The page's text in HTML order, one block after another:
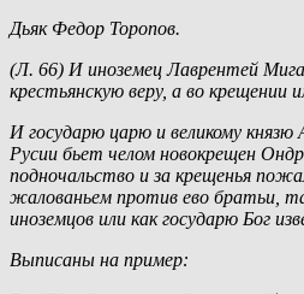
Дьяк Федор Торопов.
(Л. 66) И иноземец Лаврентей
крестьянскую веру, а во крещении
И государю царю и великому князю
Русии бьет челом новокрещен
подночальство и за крещенья
жалованьем против ево братьи,
иноземцов или как государю Бог
Выписаны на пример: